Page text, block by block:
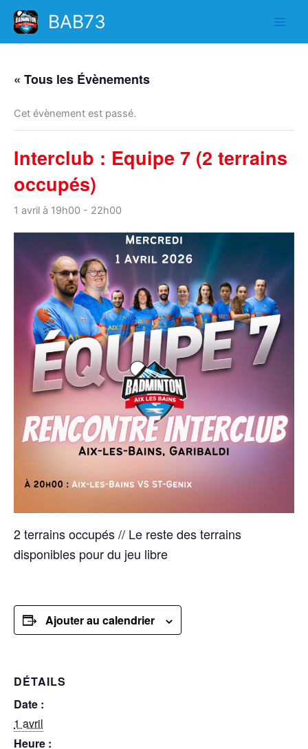
Aller
contenu
BAB73
« Tous les Évènements
Cet évènement est passé.
Interclub : Equipe 7 (2 terrains
occupés)
1 avril à 19h00 - 22h00
2 terrains occupés // Le reste des terrains
disponibles pour du jeu libre
Ajouter au calendrier
DÉTAILS
Date :
1 avril
Heure :